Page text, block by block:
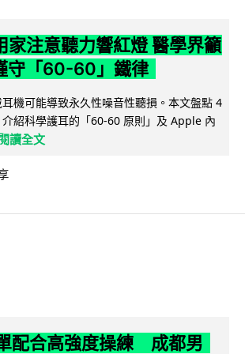
家注意聽力響紅燈 醫學界籲
守「60-60」鐵律
機可能導致永久性噪音性聽損。本文盤點 4
紹科學護耳的「60-60 原則」及 Apple 內
讀全文
配合高強度操練 成都男